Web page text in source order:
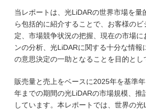
当レポートは、光LiDARの世界市場を量
ら包括的に紹介することで、お客様の
定、市場競争状況の把握、現在の市場に
ンの分析、光LiDARに関する十分な情報
の意思決定の一助となることを目的とし
販売量と売上をベースに2025年を基準
年までの期間の光LiDARの市場規模、推
しています。本レポートでは、世界の